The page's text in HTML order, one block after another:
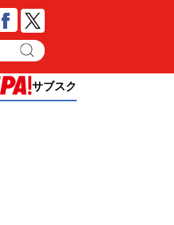
サブスク